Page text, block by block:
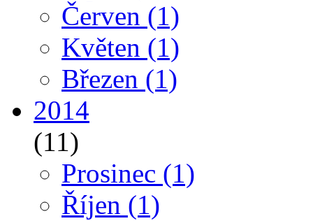
Červen (1)
Květen (1)
Březen (1)
2014
(11)
Prosinec (1)
Říjen (1)